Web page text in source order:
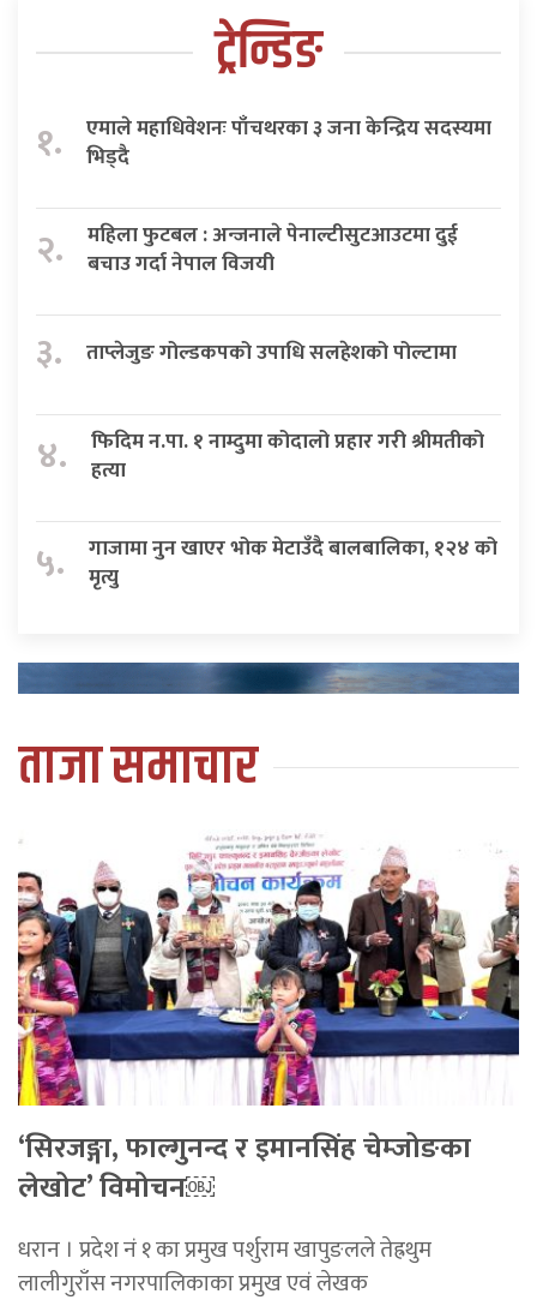
ट्रेन्डिङ
१.
एमाले महाधिवेशनः पाँचथरका ३ जना केन्द्रिय सदस्यमा
भिड्दै
२.
महिला फुटबल : अन्जनाले पेनाल्टीसुटआउटमा दुई
बचाउ गर्दा नेपाल विजयी
३. ताप्लेजुङ गोल्डकपको उपाधि सलहेशको पोल्टामा
४.
फिदिम न.पा. १ नाम्दुमा कोदालो प्रहार गरी श्रीमतीको
हत्या
५.
गाजामा नुन खाएर भोक मेटाउँदै बालबालिका, १२४ को
मृत्यु
ताजा समाचार
‘सिरजङ्गा, फाल्गुनन्द र इमानसिंह चेम्जोङका
लेखोट’ विमोचन￼
धरान । प्रदेश नं १ का प्रमुख पर्शुराम खापुङलले तेह्रथुम
लालीगुराँस नगरपालिकाका प्रमुख एवं लेखक